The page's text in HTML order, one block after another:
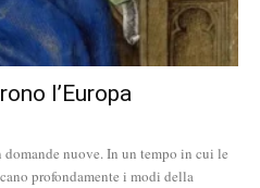
l’Europa
nuove. In un tempo in cui le
profondamente i modi della